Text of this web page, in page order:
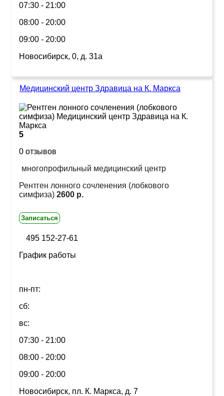
07:30 - 21:00
08:00 - 20:00
09:00 - 20:00
Новосибирск, 0, д. 31а
Медицинский центр Здравица на К. Маркса
5
0 отзывов
многопрофильный медицинский центр
Рентген лонного сочленения (лобкового
симфиза) 2600 р.
Записаться
495 152-27-61
График работы
пн-пт:
сб:
вс:
07:30 - 21:00
08:00 - 20:00
09:00 - 20:00
Новосибирск, пл. К. Маркса, д. 7